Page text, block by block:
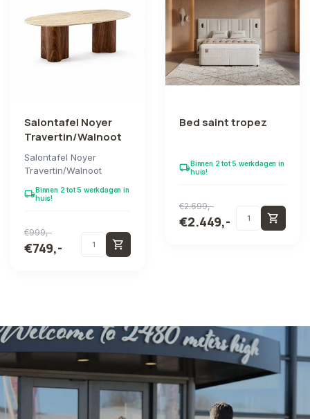
Salontafel Noyer
Travertin/Walnoot
Salontafel Noyer
Travertin/Walnoot
local_shippingBinnen 2 tot 5 werkdagen in
huis!
€999,-
€749,- shopping_cart
Bed saint tropez
local_shippingBinnen 2 tot 5 werkdagen in
huis!
€2.699,-
€2.449,- shopping_cart